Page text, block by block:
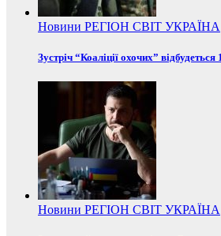
Новини РЕГІОН СВІТ УКРАЇНА
Зустріч “Коаліції охочих” відбудеться
Новини РЕГІОН СВІТ УКРАЇНА